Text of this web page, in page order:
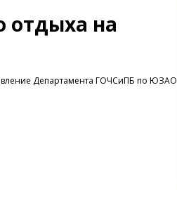
отдыха на
Департамента ГОЧСиПБ по ЮЗАО